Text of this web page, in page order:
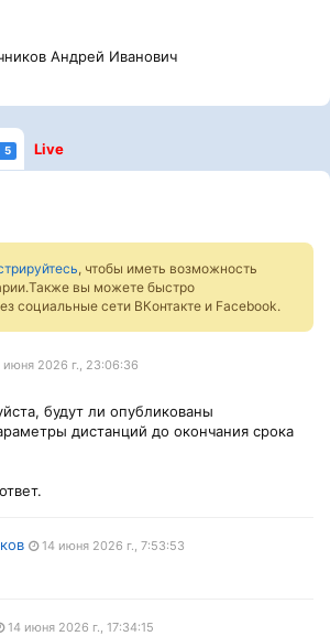
Андрей Иванович
5 Live
, чтобы иметь возможность
вы можете быстро
социальные сети ВКонтакте и Facebook.
2026 г., 23:06:36
будут ли опубликованы
дистанций до окончания срока
14 июня 2026 г., 7:53:53
14 июня 2026 г., 17:34:15